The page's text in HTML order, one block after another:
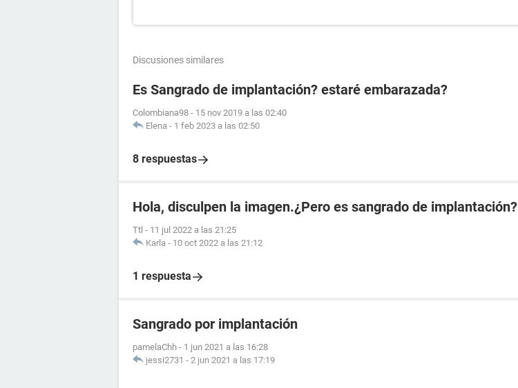
Discusiones similares
Es Sangrado de implantación? estaré embarazada?
Colombiana98 - 15 nov 2019 a las 02:40
Elena - 1 feb 2023 a las 02:50
8 respuestas
Hola, disculpen la imagen.¿Pero es sangrado de implantación?
Ttl - 11 jul 2022 a las 21:25
Karla - 10 oct 2022 a las 21:12
1 respuesta
Sangrado por implantación
pamelaChh - 1 jun 2021 a las 16:28
jessi2731 - 2 jun 2021 a las 17:19